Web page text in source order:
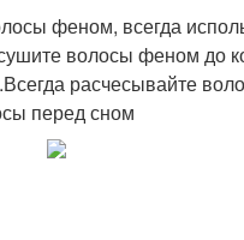
феном, всегда
волосы феном до
расчесывайте
перед сном